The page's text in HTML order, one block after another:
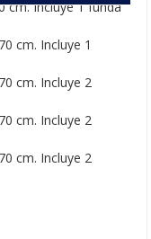
cm. Incluye 1 funda
cm. Incluye 1
cm. Incluye 2
cm. Incluye 2
cm. Incluye 2